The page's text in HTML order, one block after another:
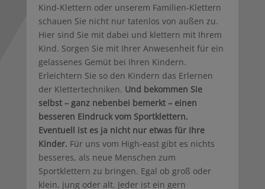
Kind-Klettern oder unserem Familien-Klettern
schauen Sie nicht nur tatenlos von außen zu.
Hier sind Sie mit dabei und klettern mit Ihrem
Kind. Sorgen Sie mit Ihrer Anwesenheit für ein
gelassenes Gemüt bei Ihren Kindern.
Erleichtern Sie so den Kindern das Erlernen
der Klettertechniken. Und bekommen Sie
selbst – ganz nebenbei bemerkt – einen
besseren Eindruck vom Sportklettern.
Eventuell ist es ja nicht nur etwas für Ihre
Kinder. Für uns vom High-east gibt es nichts
besseres, als neue Menschen zum
Sportklettern zu bringen. Egal ob groß oder
klein, jung oder alt. Jeder ist ein gern